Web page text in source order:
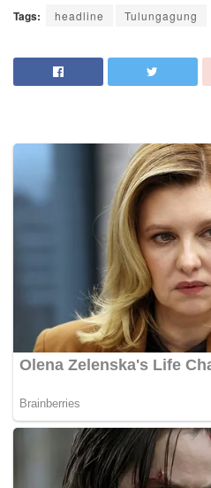
Tags: headline Tulungagung